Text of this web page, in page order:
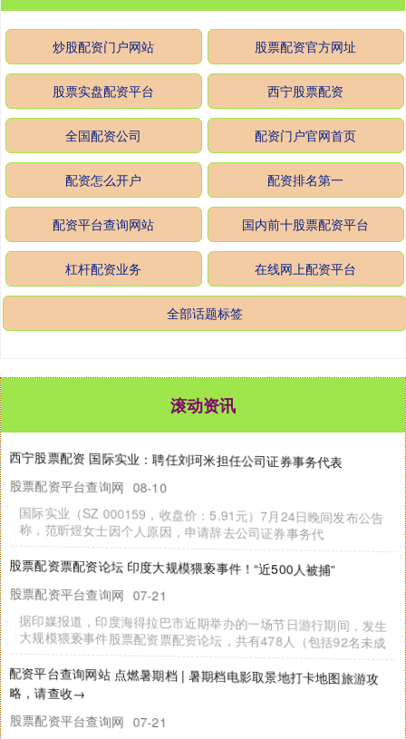
炒股配资门户网站 股票配资官方网址
股票实盘配资平台 西宁股票配资
全国配资公司 配资门户官网首页
配资怎么开户 配资排名第一
配资平台查询网站 国内前十股票配资平台
杠杆配资业务 在线网上配资平台
全部话题标签
滚动资讯
杭州股票配资 莱尔科技：7月24日召开董事会会议
网上炒股配资平台 08-10
莱尔科技（SH 688683，收盘价：26.22元）7月24日晚间发布公
告称，公司第三届第十五次董事会会议于2025年7